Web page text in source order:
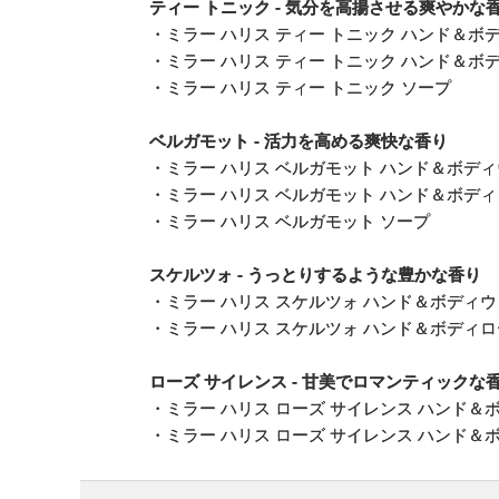
ティー トニック - 気分を高揚させる爽やかな
・ ミラー ハリス ティー トニック ハンド＆ボ
・ ミラー ハリス ティー トニック ハンド＆ボ
・ ミラー ハリス ティー トニック ソープ
ベルガモット - 活力を高める爽快な香り
・ ミラー ハリス ベルガモット ハンド＆ボデ
・ ミラー ハリス ベルガモット ハンド＆ボデ
・ ミラー ハリス ベルガモット ソープ
スケルツォ - うっとりするような豊かな香り
・ ミラー ハリス スケルツォ ハンド＆ボディ
・ ミラー ハリス スケルツォ ハンド＆ボディ
ローズ サイレンス - 甘美でロマンティックな
・ ミラー ハリス ローズ サイレンス ハンド＆
・ ミラー ハリス ローズ サイレンス ハンド＆